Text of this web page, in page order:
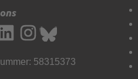
58315373